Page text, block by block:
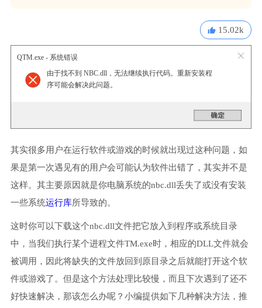
15.02k
QTM.exe - 系统错误
由于找不到 NBC.dll，无法继续执行代码。重新安装程
序可能会解决此问题。
其实很多用户在运行软件或游戏的时候就出现过这种问题，如
果是第一次遇见有的用户会可能认为软件出错了，其实并不是
这样。其主要原因就是你电脑系统的nbc.dll丢失了或没有安装
一些系统运行库所导致的。
这时你可以下载这个nbc.dll文件把它放入到程序或系统目录
中，当我们执行某个进程文件TM.exe时，相应的DLL文件就会
被调用，因此将缺失的文件放回到原目录之后就能打开这个软
件或游戏了。但是这个方法处理比较慢，而且下次遇到了还不
好快速解决，那该怎么办呢？小编提供如下几种解决方法，推